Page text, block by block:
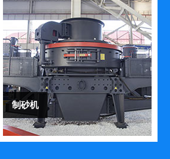
制砂机